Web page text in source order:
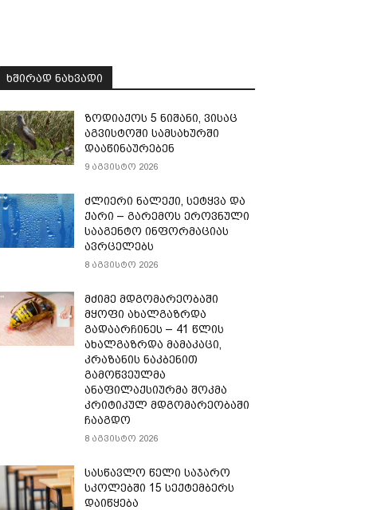
ᲮᲨᲘᲠᲐᲓ ᲜᲐᲮᲕᲐᲓᲘ
ზოდიაქოს 5 ნიშანი, ვისაც
აგვისტოში სამსახურში
დააწინაურებენ
9 აგვისტო 2026
ძლიერი ნალექი, სეტყვა და
ქარი – გარემოს ეროვნული
სააგენტო ინფორმაციას
ავრცელებს
8 აგვისტო 2026
მძიმე მდგომარეობაში
მყოფი ახალგაზრდა
გადაარჩინეს – 41 წლის
ახალგაზრდა მამაკაცი,
კრაზანის ნაკბენით
გამოწვეულმა
ანაფილაქსიურმა შოკმა
კრიტიკულ მდგომარეობაში
ჩააგდო
8 აგვისტო 2026
სასწავლო წელი საჯარო
სკოლებში 15 სექტემბერს
დაიწყება